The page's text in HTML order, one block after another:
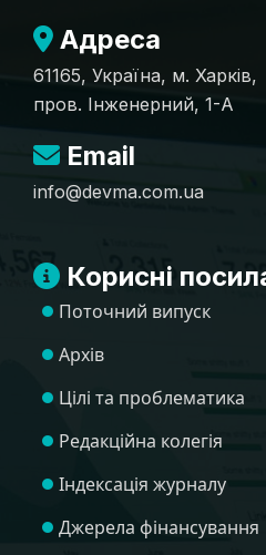
Адреса
61165, Україна, м. Харків,
пров. Інженерний, 1-А
Email
info@devma.com.ua
Корисні
Поточний випуск
Архів
Цілі та проблематика
Редакційна колегія
Індексація журналу
Джерела фінансування